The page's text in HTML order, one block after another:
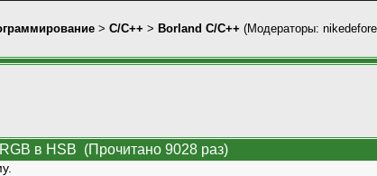
> C/C++ > Borland C/C++ (Модераторы:
в HSB (Прочитано 9028 раз)